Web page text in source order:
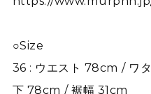
○Size
36 : ウエスト 78cm / ワ
下 78cm / 裾幅 31cm